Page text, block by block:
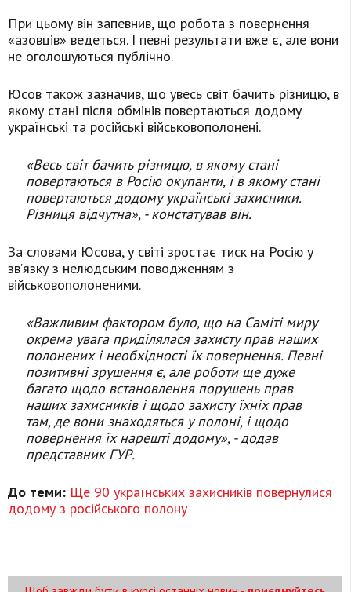
При цьому він запевнив, що робота з повернення
«азовців» ведеться. І певні результати вже є, але вони
не оголошуються публічно.
Юсов також зазначив, що увесь світ бачить різницю, в
якому стані після обмінів повертаються додому
українські та російські військовополонені.
«Весь світ бачить різницю, в якому стані
повертаються в Росію окупанти, і в якому стані
повертаються додому українські захисники.
Різниця відчутна», - констатував він.
За словами Юсова, у світі зростає тиск на Росію у
зв’язку з нелюдським поводженням з
військовополоненими.
«Важливим фактором було, що на Саміті миру
окрема увага приділялася захисту прав наших
полонених і необхідності їх повернення. Певні
позитивні зрушення є, але роботи ще дуже
багато щодо встановлення порушень прав
наших захисників і щодо захисту їхніх прав
там, де вони знаходяться у полоні, і щодо
повернення їх нарешті додому», - додав
представник ГУР.
До теми: Ще 90 українських захисників повернулися
додому з російського полону